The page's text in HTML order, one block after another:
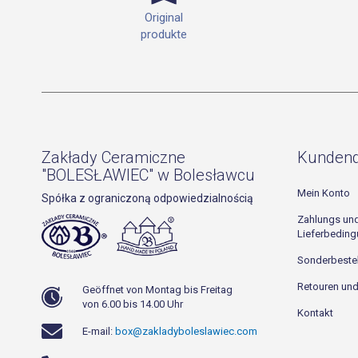
Original
produkte
Zakłady Ceramiczne
"BOLESŁAWIEC" w Bolesławcu
Spółka z ograniczoną odpowiedzialnością
Geöffnet von Montag bis Freitag
von 6.00 bis 14.00 Uhr
E-mail: box@zakladyboleslawiec.com
Mein Konto
Zahlungs und
Retouren
Kontakt